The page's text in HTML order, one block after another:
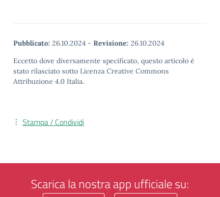
Pubblicato: 26.10.2024 - Revisione: 26.10.2024
Eccetto dove diversamente specificato, questo articolo è
stato rilasciato sotto Licenza Creative Commons
Attribuzione 4.0 Italia.
Stampa / Condividi
Scarica la nostra app ufficiale su: